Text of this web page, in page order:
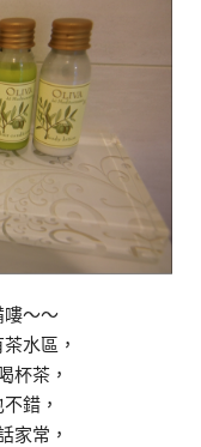
嘍～～
水區，
杯茶，
錯，
家常，